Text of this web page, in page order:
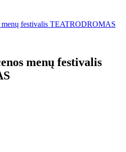
menų festivalis TEATRODROMAS
menų festivalis